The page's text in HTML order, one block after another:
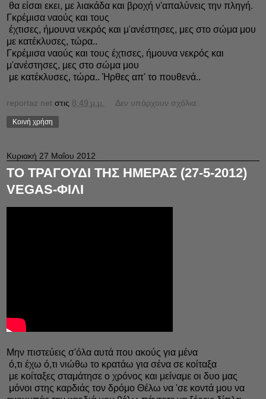
θα είσαι εκει, με λιακάδα και βροχή ν'απαλύνεις την πληγή.
Γκρέμισα ναούς και τους
έχτισες, ήμουνα νεκρός και μ'ανέστησες, μες στο σώμα μου
με κατέκλυσες, τώρα..
Γκρέμισα ναούς και τους έχτισες, ήμουνα νεκρός και
μ'ανέστησες, μες στο σώμα μου
με κατέκλυσες, τώρα.. Ήρθες απ' το πουθενά..
reportaz net στις 8:49 μ.μ. Δεν υπάρχουν σχόλια:
Κοινή χρήση
Κυριακή 27 Μαΐου 2012
ΤΟ ΤΡΑΓΟΥΔΙ ΤΗΣ ΗΜΕΡΑΣ (27-5-2012)
VEGAS-ΦΙΛΙ
Μην πιστεύεις σ'όλα αυτά που ακούς για μένα
ό,τι έχω ό,τι νιώθω το κρατάω για σένα σε κοίταξα
με κοίταξες σταμάτησε ο χρόνος και μείναμε οι δυο μας
μόνοι στης καρδιάς τον δρόμο Θέλω να 'σε κοντά μου να